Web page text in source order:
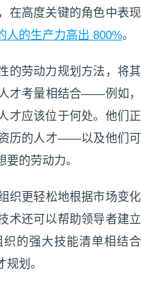
在高度关键的角色中表现
人的生产力高出 800%。
的劳动力规划方法，将其
才考量相结合——例如，
才应该位于何处。他们正
历的人才——以及他们可
的劳动力。
织更轻松地根据市场变化
术还可以帮助领导者建立
的强大技能清单相结合
划。